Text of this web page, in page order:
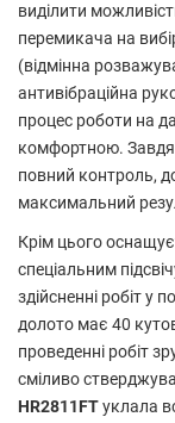
виділити
перемикача на
(відмінна
антивібраційна
процес роботи на
комфортною.
повний контроль,
максимальний
Крім цього
спеціальним
здійсненні робіт у
долото має 40
проведенні робіт
сміливо
HR2811FTуклала